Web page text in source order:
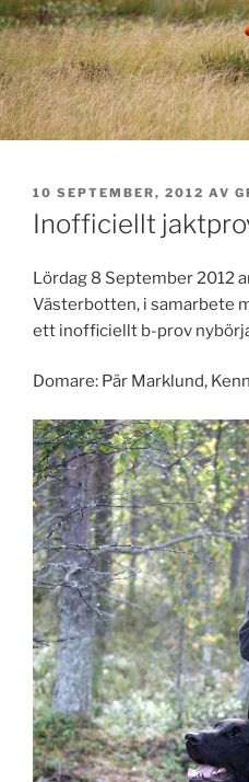
PUBLICERAT
10 SEPTEMBER, 2012 AV
Inofficiellt
Lördag 8 September 2012
Västerbotten, i samarbete
ett inofficiellt b-prov
Domare: Pär Marklund,